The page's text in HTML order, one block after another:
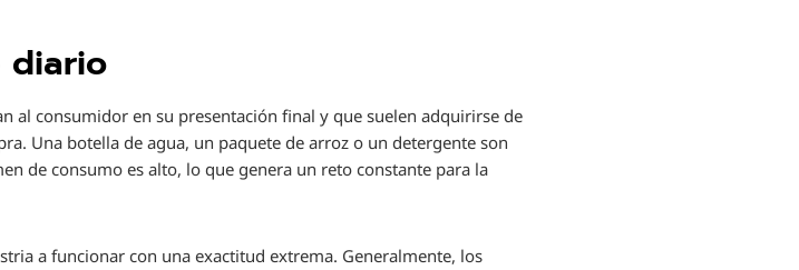
diario
al consumidor en su presentación final y que suelen adquirirse de
Una botella de agua, un paquete de arroz o un detergente son
de consumo es alto, lo que genera un reto constante para la
a funcionar con una exactitud extrema. Generalmente, los